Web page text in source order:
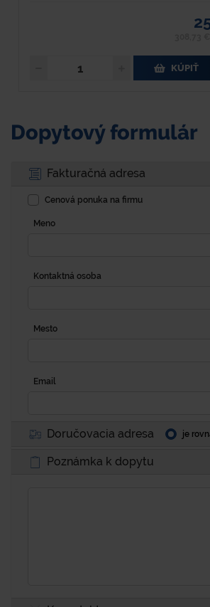
KÚPIŤ
Dopytový formulár
Fakturačná adresa
Cenová ponuka na firmu
Meno
Kontaktná osoba
Mesto
Email
Doručovacia adresa je
Poznámka k dopytu